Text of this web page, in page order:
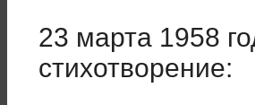
23 марта 1958
стихотворение: